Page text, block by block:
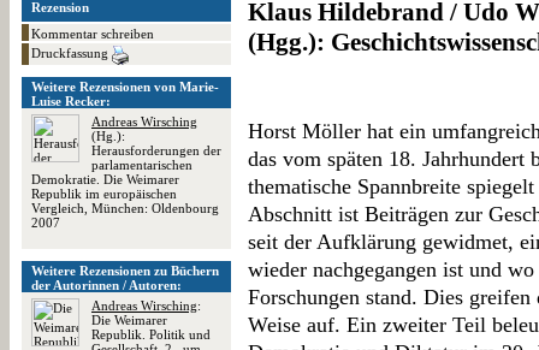
Rezension
Kommentar schreiben
Druckfassung
Weitere Rezensionen von Marie-
Luise Recker:
Andreas Wirsching
(Hg.):
Herausforderungen der
parlamentarischen
Demokratie. Die Weimarer
Republik im europäischen
Vergleich, München: Oldenbourg
2007
Weitere Rezensionen zu Büchern
der Autorinnen / Autoren:
Andreas Wirsching:
Die Weimarer
Republik. Politik und
Klaus Hildebrand / Udo
(Hgg.):
Horst Möller hat ein
das vom späten 18.
thematische Spannbreite
Abschnitt ist Beiträgen zur
seit der Aufklärung gewidmet,
wieder nachgegangen ist und
Forschungen stand. Dies
Weise auf. Ein zweiter Teil